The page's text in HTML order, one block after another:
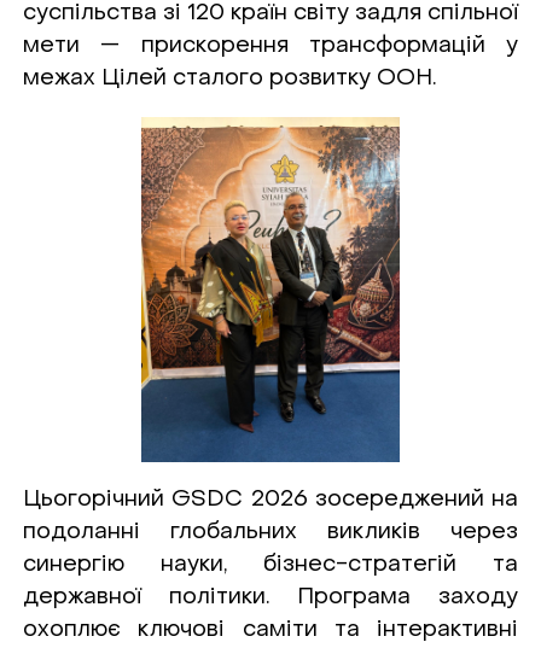
суспільства зі 120 країн світу задля спільної
мети — прискорення трансформацій у
межах Цілей сталого розвитку ООН.
Цьогорічний GSDC 2026 зосереджений на
подоланні глобальних викликів через
синергію науки, бізнес-стратегій та
державної політики. Програма заходу
охоплює ключові саміти та інтерактивні